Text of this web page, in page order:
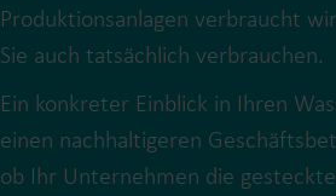
Produktionsanlagen verbraucht
Sie auch tatsächlich verbrauchen.
Ein konkreter Einblick in Ihren
einen nachhaltigeren
ob Ihr Unternehmen die